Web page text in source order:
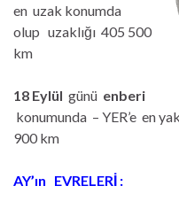
en uzak konumda
olup uzaklığı 405 500
km
18 Eylül günü enberi
konumunda – YER’e en
900 km
AY’ın EVRELERİ :